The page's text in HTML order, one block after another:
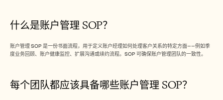
什么是账户管理 SOP？
账户管理 SOP 是一份书面流程，用于定义账户经理如何处理客户关系的特定方面——例如季
度业务回顾、账户健康监控、扩展沟通或续约流程。SOP 可确保账户管理团队的一致性。
每个团队都应该具备哪些账户管理 SOP？